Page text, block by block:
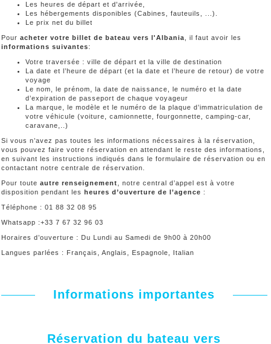
Les heures de départ et d'arrivée,
Les hébergements disponibles (Cabines, fauteuils, ...).
Le prix net du billet
Pour acheter votre billet de bateau vers l'Albania , il faut avoir les
informations suivantes:
Votre traversée : ville de départ et la ville de destination
La date et l’heure de départ (et la date et l’heure de retour) de votre
voyage
Le nom, le prénom, la date de naissance, le numéro et la date
d’expiration de passeport de chaque voyageur
La marque, le modèle et le numéro de la plaque d’immatriculation de
votre véhicule (voiture, camionnette, fourgonnette, camping-car,
caravane,..)
Si vous n’avez pas toutes les informations nécessaires à la réservation,
vous pouvez faire votre réservation en attendant le reste des informations,
en suivant les instructions indiqués dans le formulaire de réservation ou en
contactant notre centrale de réservation.
Pour toute autre renseignement , notre central d’appel est à votre
disposition pendant les heures d’ouverture de l’agence :
Téléphone : 01 88 32 08 95
Whatsapp :+33 7 67 32 96 03
Horaires d’ouverture : Du Lundi au Samedi de 9h00 à 20h00
Langues parlées : Français, Anglais, Espagnole, Italian
Informations importantes
Réservation du bateau vers